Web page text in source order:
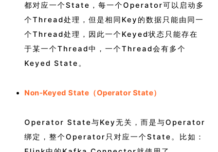
都对应一个State，每一个Operator可以启动多
个Thread处理，但是相同Key的数据只能由同一
个Thread处理，因此一个Keyed状态只能存在
于某一个Thread中，一个Thread会有多个
Keyed State。
Non-Keyed State（Operator State）
Operator State与Key无关，而是与Operator
绑定，整个Operator只对应一个State。比如：